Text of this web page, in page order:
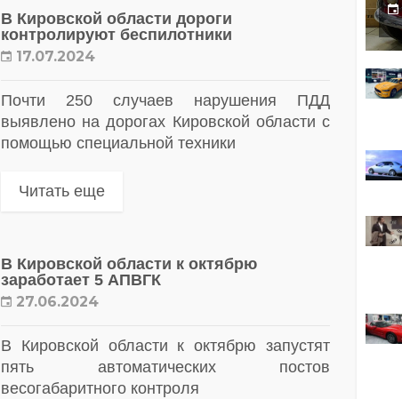
В Кировской области дороги
контролируют беспилотники
17.07.2024
Почти 250 случаев нарушения ПДД
выявлено на дорогах Кировской области с
помощью специальной техники
Читать еще
В Кировской области к октябрю
заработает 5 АПВГК
27.06.2024
В Кировской области к октябрю запустят
пять автоматических постов
весогабаритного контроля